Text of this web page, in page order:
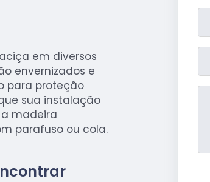
em diversos
envernizados e
para proteção
sua instalação
madeira
parafuso ou cola.